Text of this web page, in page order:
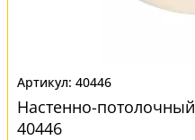
40446
Настенно-
40446